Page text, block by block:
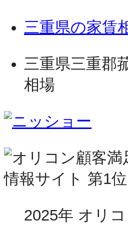
三重県の家賃
三重県三重郡
相場
2025年 オリ